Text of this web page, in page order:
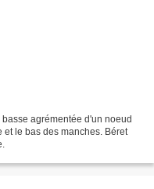
agrémentée d'un noeud
le bas des manches. Béret